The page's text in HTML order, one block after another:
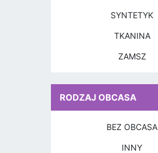
SYNTETYK
TKANINA
ZAMSZ
RODZAJ OBCASA
BEZ OBCASA
INNY